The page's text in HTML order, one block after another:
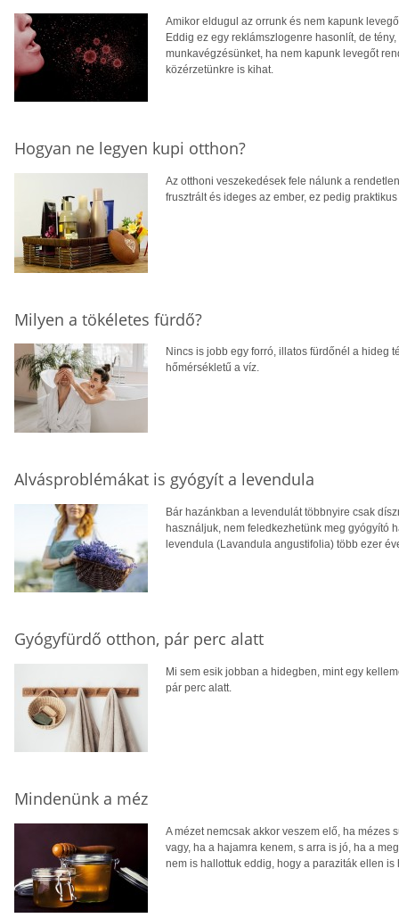
Amikor eldugul az orrunk és nem kapunk
Eddig ez egy reklámszlogenre hasonlít, de
munkavégzésünket, ha nem kapunk levegőt
közérzetünkre is kihat.
Hogyan ne legyen kupi otthon?
Az otthoni veszekedések fele nálunk a
frusztrált és ideges az ember, ez pedig
Milyen a tökéletes fürdő?
Nincs is jobb egy forró, illatos fürdőnél a hideg
hőmérsékletű a víz.
Alvásproblémákat is gyógyít a levendula
Bár hazánkban a levendulát többnyire csak
használjuk, nem feledkezhetünk meg gyógyító
levendula (Lavandula angustifolia) több ezer
Gyógyfürdő otthon, pár perc alatt
Mi sem esik jobban a hidegben, mint egy
pár perc alatt.
Mindenünk a méz
A mézet nemcsak akkor veszem elő, ha mézes
vagy, ha a hajamra kenem, s arra is jó, ha a
nem is hallottuk eddig, hogy a paraziták ellen